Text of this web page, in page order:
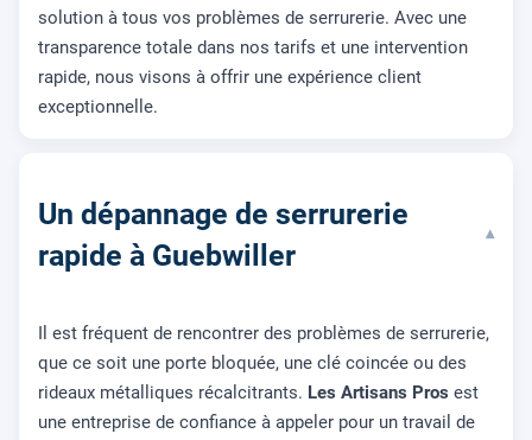
solution à tous vos problèmes de serrurerie. Avec une
transparence totale dans nos tarifs et une intervention
rapide, nous visons à offrir une expérience client
exceptionnelle.
Un dépannage de serrurerie
rapide à Guebwiller
▾
Il est fréquent de rencontrer des problèmes de serrurerie,
que ce soit une porte bloquée, une clé coincée ou des
rideaux métalliques récalcitrants. Les Artisans Pros est
une entreprise de confiance à appeler pour un travail de